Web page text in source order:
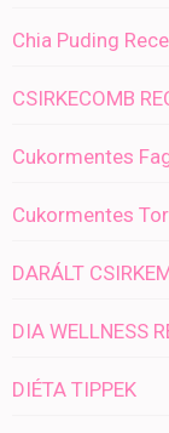
Chia Puding
CSIRKECOMB
Cukormentes
Cukormentes
DARÁLT
DIA WELLNESS
DIÉTA TIPPEK